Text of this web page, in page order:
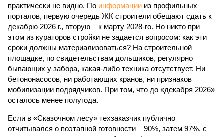
практически не видно. По информации из профильных
порталов, первую очередь ЖК строители обещают сдать к
декабрю 2026 г., вторую – к марту 2028-го. Но никто при
этом из кураторов стройки не задается вопросом: как эти
сроки должны материализоваться? На строительной
площадке, по свидетельствам дольщиков, регулярно
бывающих у забора, какая-либо техника отсутствует. Ни
бетононасосов, ни работающих кранов, ни признаков
мобилизации подрядчиков. При том, что до «декабря 2026»
осталось менее полугода.
Если в «Сказочном лесу» техзаказчик публично
отчитывался о поэтапной готовности – 90%, затем 97%, с